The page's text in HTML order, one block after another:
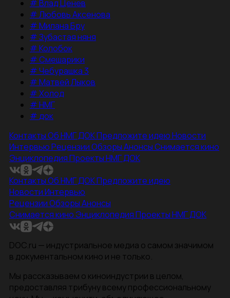
#Влад Ценев
#Любовь Аксенова
#Милана Бру
#Зубастая няня
#Колобок
#Смешарики
#Чебурашка 3
#Матвей Лыков
#Холод
#НМГ
#док
КонтактыОб НМГ ДОКПредложите идеюНовости
ИнтервьюРецензииОбзорыАнонсыСнимается кино
ЭнциклопедияПроекты НМГ ДОК
КонтактыОб НМГ ДОКПредложите идею
НовостиИнтервью
РецензииОбзорыАнонсы
Снимается кино ЭнциклопедияПроекты НМГ ДОК
DOC.ru — индустриальное медиа о самом значимом
в документальном кино и не только.
Мы рассказываем о киноиндустрии в целом,
предоставляя трибуну всему профессиональному